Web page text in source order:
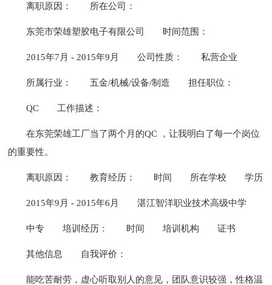
离职原因： 所在公司：
东莞市荣雄塑胶电子有限公司 时间范围：
2015年7月 - 2015年9月 公司性质： 私营企业
所属行业： 五金/机械/设备/制造 担任职位：
QC 工作描述：
在东莞荣雄工厂当了两个月的QC ，让我明白了每一个岗位
的重要性。
离职原因： 教育经历： 时间 所在学校 学历
2015年9月 - 2015年6月 湛江智洋职业技术高级中学
中专 培训经历： 时间 培训机构 证书
其他信息 自我评价：
能吃苦耐劳，虚心听取别人的意见，团队意识较强，性格温